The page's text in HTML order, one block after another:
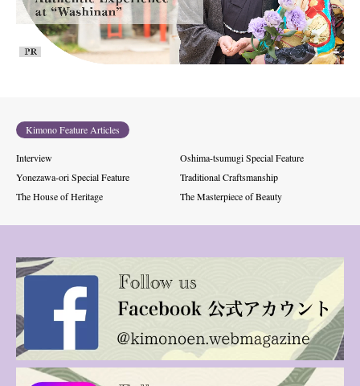
Kimono Feature Articles
Interview
Oshima-tsumugi Special Feature
Yonezawa-ori Special Feature
Traditional Craftsmanship
The House of Heritage
The Masterpiece of Beauty